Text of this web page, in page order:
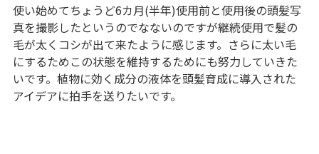
使い始めてちょうど6カ月(半年)使用前と使用後の頭髪写
真を撮影したというのでなないのですが継続使用で髪の
毛が太くコシが出て来たように感じます。さらに太い毛
にするためこの状態を維持するためにも努力していきた
いです。植物に効く成分の液体を頭髪育成に導入された
アイデアに拍手を送りたいです。